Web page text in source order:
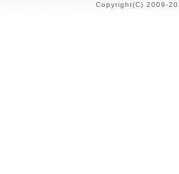
Copyright(C) 2009-